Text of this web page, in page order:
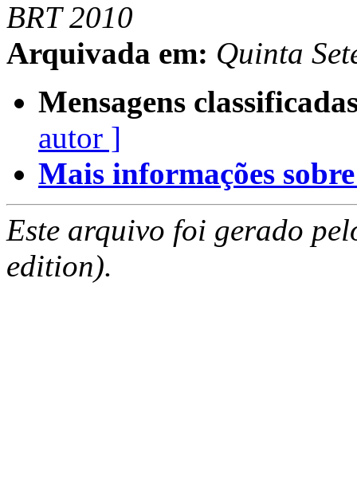
BRT 2010
Arquivada em: Quinta
Mensagens
autor ]
Mais informações
Este arquivo foi gerado
edition).